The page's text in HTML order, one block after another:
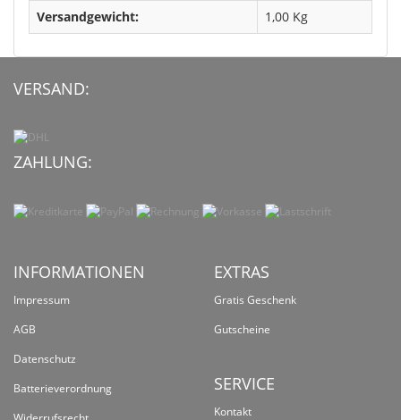
Versandgewicht: 1,00 Kg
VERSAND:
ZAHLUNG:
INFORMATIONEN
Impressum
AGB
Datenschutz
Batterieverordnung
EXTRAS
Gratis Geschenk
Gutscheine
SERVICE
Kontakt